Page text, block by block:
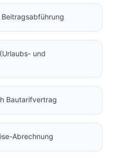
Beitragsabführung
und
Bautarifvertrag
Abrechnung